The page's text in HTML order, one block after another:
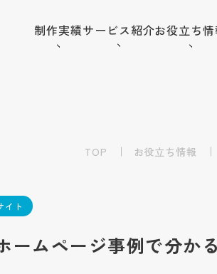
制作実績サービス紹介お役立ち
Osaka：
（平日
TOP お役立ち情報
イト
ームページ事例で分か